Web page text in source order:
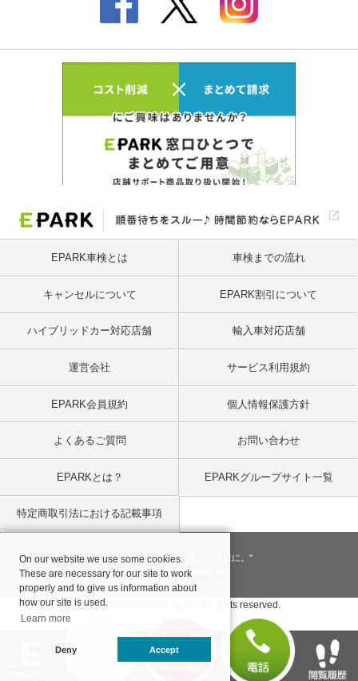
EPARK車検とは 車検までの流れ
キャンセルについて EPARK割引について
ハイブリッドカー対応店舗 輸入車対応店舗
運営会社 サービス利用規約
EPARK会員規約 個人情報保護方針
よくあるご質問 お問い合わせ
EPARKとは？ EPARKグループサイト一覧
特定商取引法における記載事項
"一回のお客様を、一生のお客様に。"
© 2001- 2026 EPARK, Inc.
Copyright©databank co, ltd. All rights reserved.
On our website we use some cookies.
These are necessary for our site to work
properly and to give us information about
how our site is used.
Learn more
Deny Accept